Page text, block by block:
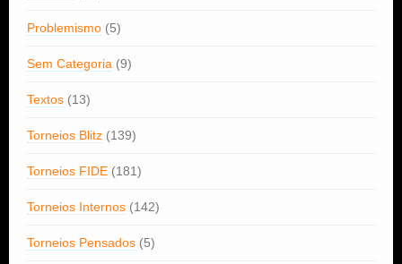
Problemismo (5)
Sem Categoria (9)
Textos (13)
Torneios Blitz (139)
Torneios FIDE (181)
Torneios Internos (142)
Torneios Pensados (5)